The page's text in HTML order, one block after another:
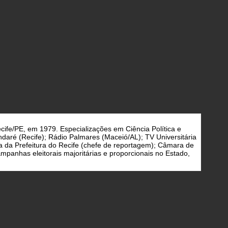
PE, em 1979. Especializações em Ciência Política e
(Recife); Rádio Palmares (Maceió/AL); TV Universitária
Prefeitura do Recife (chefe de reportagem); Câmara de
eleitorais majoritárias e proporcionais no Estado,